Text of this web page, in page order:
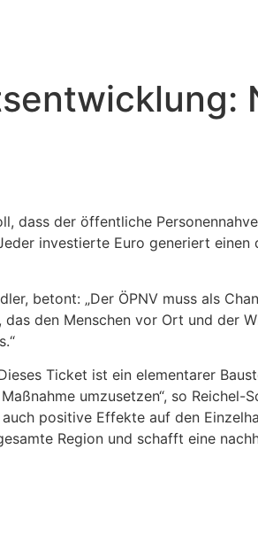
dass der öffentliche
investierte Euro generiert einen
betont: „Der ÖPNV muss als
den Menschen vor Ort und der
Ticket ist ein elementarer
umzusetzen“, so
positive Effekte auf den
Region und schafft eine